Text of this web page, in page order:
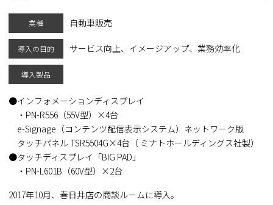
業種 自動車販売
導入の目的 サービス向上、イメージアップ、業務効率化
導入製品
インフォメーションディスプレイ
・PN-R556（55V型）×4台
e-Signage（コンテンツ配信表示システム）ネットワーク版
タッチパネル TSR5504G×4台（ ミナトホールディングス社製）
タッチディスプレイ「BIG PAD」
・PN-L601B（60V型）×2台
2017年10月、春日井店の商談ルームに導入。